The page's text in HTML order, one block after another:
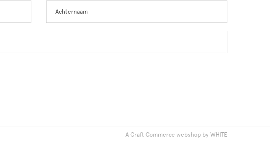
A Craft Commerce webshop by WHITE